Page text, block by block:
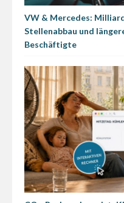
VW & Mercedes:
Stellenabbau und
Beschäftigte